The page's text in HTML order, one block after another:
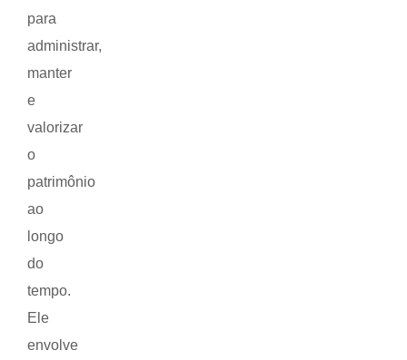
para
administrar,
manter
e
valorizar
o
patrimônio
ao
longo
do
tempo.
Ele
envolve